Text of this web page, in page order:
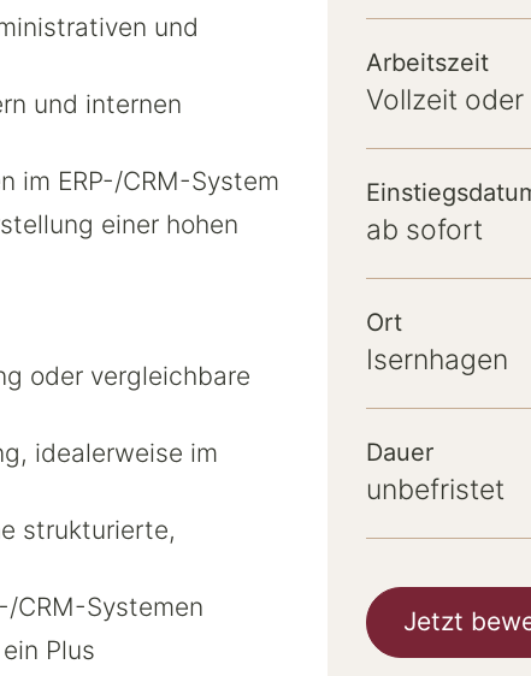
und
und internen
im ERP-/CRM-System
einer hohen
oder vergleichbare
idealerweise im
strukturierte,
CRM-Systemen
Plus
Arbeitszeit
Vollzeit oder
ab sofort
Ort
Isernhagen
Dauer
unbefristet
Jetzt